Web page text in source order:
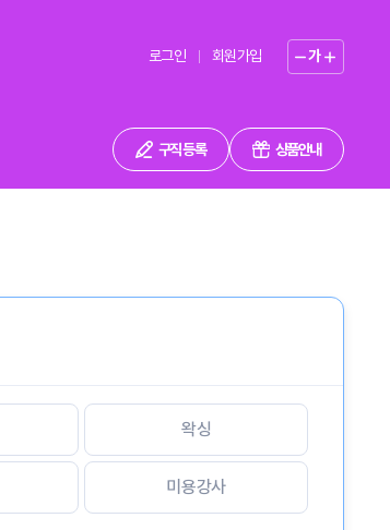
로그인 회원가입 가
구직 등록 상품안내
왁싱
미용강사